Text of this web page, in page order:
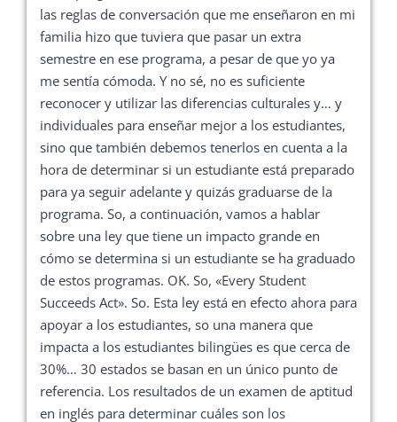
las reglas de conversación que me enseñaron en mi
familia hizo que tuviera que pasar un extra
semestre en ese programa, a pesar de que yo ya
me sentía cómoda. Y no sé, no es suficiente
reconocer y utilizar las diferencias culturales y… y
individuales para enseñar mejor a los estudiantes,
sino que también debemos tenerlos en cuenta a la
hora de determinar si un estudiante está preparado
para ya seguir adelante y quizás graduarse de la
programa. So, a continuación, vamos a hablar
sobre una ley que tiene un impacto grande en
cómo se determina si un estudiante se ha graduado
de estos programas. OK. So, «Every Student
Succeeds Act». So. Esta ley está en efecto ahora para
apoyar a los estudiantes, so una manera que
impacta a los estudiantes bilingües es que cerca de
30%… 30 estados se basan en un único punto de
referencia. Los resultados de un examen de aptitud
en inglés para determinar cuáles son los